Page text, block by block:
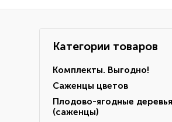
Категории товаров
Комплекты. Выгодно!
Саженцы цветов
Плодово-ягодные деревья
(саженцы)